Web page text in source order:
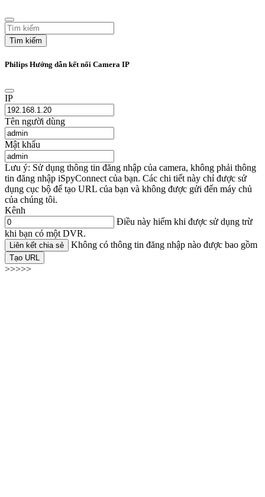
Tìm kiếm
Philips Hướng dẫn kết nối Camera IP
IP
Tên người dùng
Mật khẩu
Lưu ý: Sử dụng thông tin đăng nhập của camera, không phải thông
tin đăng nhập iSpyConnect của bạn. Các chi tiết này chỉ được sử
dụng cục bộ để tạo URL của bạn và không được gửi đến máy chủ
của chúng tôi.
Kênh
Điều này hiếm khi được sử dụng trừ
khi bạn có một DVR.
Liên kết chia sẻ Không có thông tin đăng nhập nào được bao gồm
Tạo URL
>>>>>